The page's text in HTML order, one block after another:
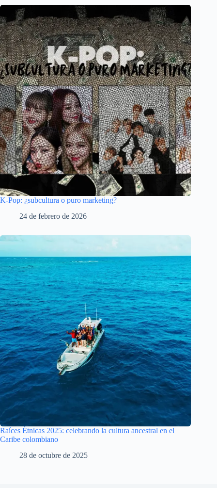
K-Pop: ¿subcultura o puro marketing?
24 de febrero de 2026
Raíces Étnicas 2025: celebrando la cultura ancestral en el
Caribe colombiano
28 de octubre de 2025